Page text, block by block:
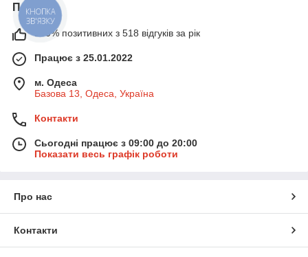
Про нас
100% позитивних з 518 відгуків за рік
Працює з 25.01.2022
м. Одеса
Базова 13, Одеса, Україна
Контакти
Сьогодні працює з 09:00 до 20:00
Показати весь графік роботи
Про нас
Контакти
КНОПКА
ЗВ'ЯЗКУ